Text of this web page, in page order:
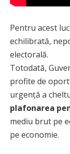
Pentru acest
echilibrată,
electorală.
Totodată,
profite de
urgență a
plafonarea
mediu brut pe
pe economie.